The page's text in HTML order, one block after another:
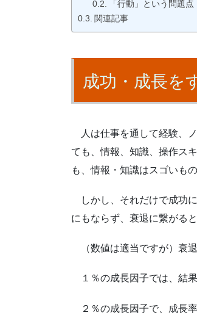
「行動」という問題点
関連記事
成功・成長を
人は仕事を通して経験、
ても、情報、知識、操作ス
も、情報・知識はスゴいもの
しかし、それだけで成功
にもならず、衰退に繋がる
（数値は適当ですが）衰
１％の成長因子では、結
２％の成長因子で、成長